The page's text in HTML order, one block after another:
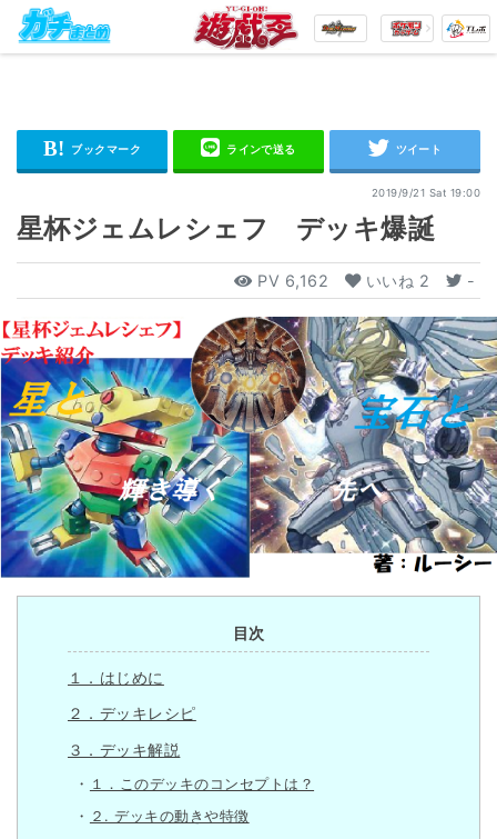
2019/9/21 Sat 19:00
星杯ジェムレシェフ デッキ爆誕
PV 6,162 いいね 2 -
目次
１．はじめに
２．デッキレシピ
３．デッキ解説
１．このデッキのコンセプトは？
２. デッキの動きや特徴